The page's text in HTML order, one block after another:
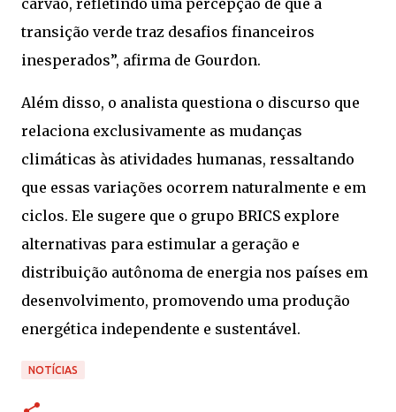
carvão, refletindo uma percepção de que a
transição verde traz desafios financeiros
inesperados”, afirma de Gourdon.
Além disso, o analista questiona o discurso que
relaciona exclusivamente as mudanças
climáticas às atividades humanas, ressaltando
que essas variações ocorrem naturalmente e em
ciclos. Ele sugere que o grupo BRICS explore
alternativas para estimular a geração e
distribuição autônoma de energia nos países em
desenvolvimento, promovendo uma produção
energética independente e sustentável.
NOTÍCIAS